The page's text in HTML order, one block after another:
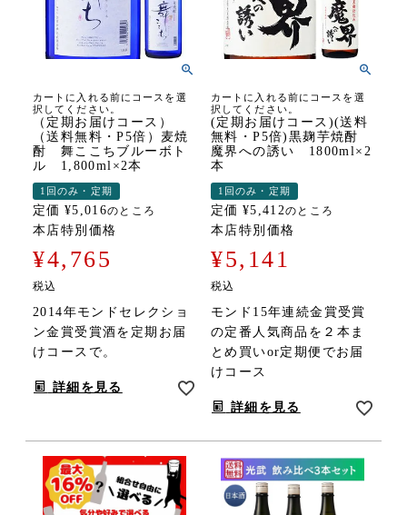
カートに入れる前にコースを選
択してください。
（定期お届けコース）
（送料無料・P5倍）麦焼
酎 舞ここちブルーボト
ル 1,800ml×2本
1回のみ・定期
定価 ¥5,016のところ
本店特別価格
¥4,765
税込
2014年モンドセレクショ
ン金賞受賞酒を定期お届
けコースで。
詳細を見る
カートに入れる前にコースを選
択してください。
(定期お届けコース)(送料
無料・P5倍)黒麹芋焼酎
魔界への誘い 1800ml×2
本
1回のみ・定期
定価 ¥5,412のところ
本店特別価格
¥5,141
税込
モンド15年連続金賞受賞
の定番人気商品を２本ま
とめ買いor定期便でお届
けコース
詳細を見る